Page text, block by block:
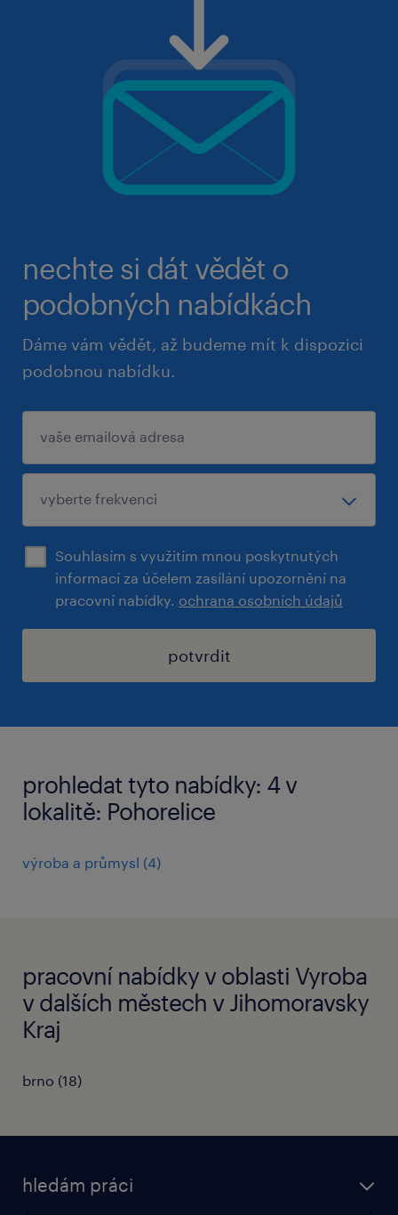
nechte si dát vědět o
podobných nabídkách
Dáme vám vědět, až budeme mít k dispozici
podobnou nabídku.
Souhlasím s využitím mnou poskytnutých
informací za účelem zasílání upozornění na
pracovní nabídky. ochrana osobních údajů
potvrdit
prohledat tyto nabídky: 4 v
lokalitě: Pohorelice
výroba a průmysl (4)
pracovní nabídky v oblasti Vyroba
v dalších městech v Jihomoravsky
Kraj
brno (18)
hledám práci